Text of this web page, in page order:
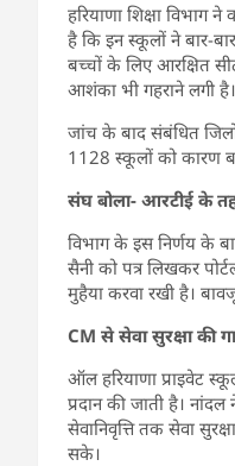
हरियाणा शिक्षा
है कि इन स्कूलों ने बार-
बच्चों के लिए आरक्षित
आशंका भी गहराने लगी है।
जांच के बाद संबंधित
1128 स्कूलों को कारण
संघ बोला- आरटीई के
विभाग के इस निर्णय के
सैनी को पत्र लिखकर
मुहैया करवा रखी है।
CM से सेवा सुरक्षा की
ऑल हरियाणा प्राइवेट
प्रदान की जाती है।
सेवानिवृत्ति तक सेवा
सके।